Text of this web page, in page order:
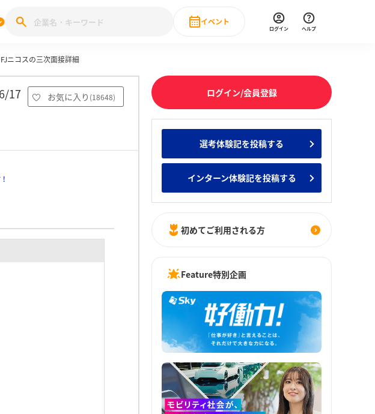
ペーン
調査
みんなの新卒就職人気企業ランキング みんなのインターン人気企業ランキ
28卒 IT・DX現場社員インタビュー
イベント
直近のイベント一覧
ログイン ヘルプ
ニコスの三次面接詳細
17
お気に入り (18648) ログイン/会員登録
選考体験記を投稿する
インターン体験記を投稿する
初めてご利用される方
Feature特別企画